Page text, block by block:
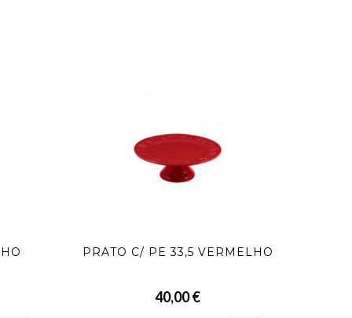
PRATO C/ PÉ 33,5 VERMELHO
40,00 €